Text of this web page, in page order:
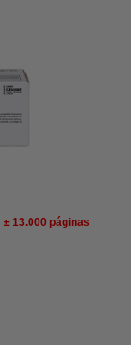
± 13.000 páginas